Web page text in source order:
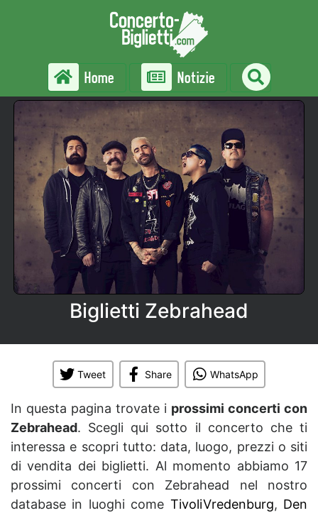
Home Notizie
Biglietti Zebrahead
Tweet Share WhatsApp
In questa pagina trovate i prossimi concerti con
Zebrahead. Scegli qui sotto il concerto che ti
interessa e scopri tutto: data, luogo, prezzi o siti
di vendita dei biglietti. Al momento abbiamo 17
prossimi concerti con Zebrahead nel nostro
database in luoghi come TivoliVredenburg, Den